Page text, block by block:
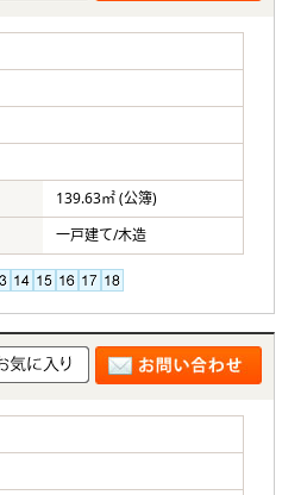
139.63㎡ (公簿)
一戸建て/木造